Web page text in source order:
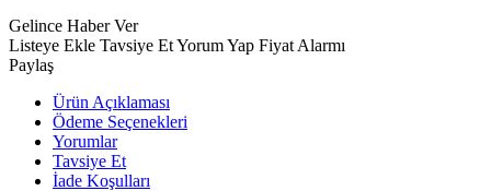
Gelince Haber Ver
Listeye Ekle Tavsiye EtYorum Yap Fiyat Alarmı
Paylaş
Ürün Açıklaması
Ödeme Seçenekleri
Yorumlar
Tavsiye Et
İade Koşulları